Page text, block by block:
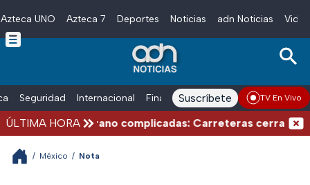
Skip to main content
Azteca UNO Azteca 7 Deportes Noticias adn Noticias
Seguridad Internacional Finanzas adn Noticias Radio
Suscríbete TV En Vivo
ÚLTIMA HORAde verano complicadas: Carreteras cerradas
/ México / Nota